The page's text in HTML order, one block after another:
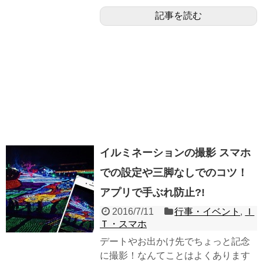
記事を読む
イルミネーションの撮影 スマホ
での設定や三脚なしでのコツ！
アプリで手ぶれ防止?!
2016/7/11 行事・イベント ,
Ｉ
Ｔ・スマホ
デートやお出かけ先でちょっと記念
に撮影！なんてことはよくあります